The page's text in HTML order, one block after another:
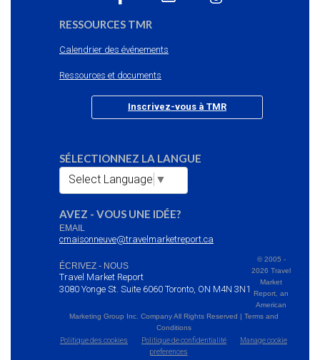
RESSOURCES TMR
Calendrier des événements
Ressources et documents
Inscrivez-vous à TMR
SÉLECTIONNEZ LA LANGUE
Select Language ▼
AVEZ - VOUS UNE IDÉE?
EMAIL
cmaisonneuve@travelmarketreport.ca
ÉCRIVEZ - NOUS
Travel Market Report
3080 Yonge St. Suite 6060 Toronto, ON M4N 3N1
© 2005 -
2026 Travel
Market
Report, an
American
Marketing Group Inc. Company All Rights Reserved | Terms and
Conditions
Politique des cookies
Politique de confidentialité
Manage cookie
preferences